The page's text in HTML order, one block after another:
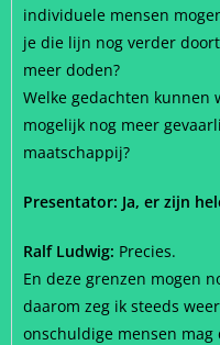
individuele mensen
je die lijn nog verder
meer doden?
Welke gedachten kunnen
mogelijk nog meer
maatschappij?
Presentator: Ja, er zijn
Ralf Ludwig: Precies.
En deze grenzen mogen
daarom zeg ik steeds
onschuldige mensen mag